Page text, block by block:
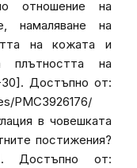
отношение на
намаляване на
на кожата и
плътността на
30]. Достъпно от:
PMC3926176/
в човешката
постижения?
Достъпно от: